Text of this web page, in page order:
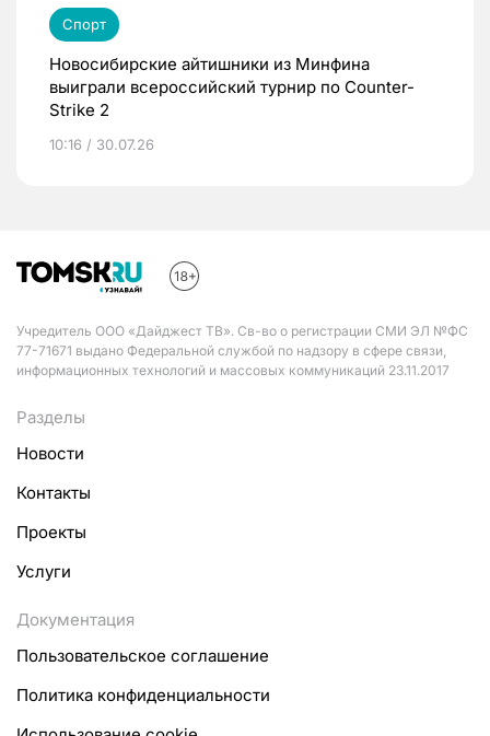
Спорт
Новосибирские айтишники из Минфина
выиграли всероссийский турнир по Counter-
Strike 2
10:16 / 30.07.26
Учредитель ООО «Дайджест ТВ». Св-во о регистрации СМИ ЭЛ №ФС
77-71671 выдано Федеральной службой по надзору в сфере связи,
информационных технологий и массовых коммуникаций 23.11.2017
Разделы
Новости
Контакты
Проекты
Услуги
Документация
Пользовательское соглашение
Политика конфиденциальности